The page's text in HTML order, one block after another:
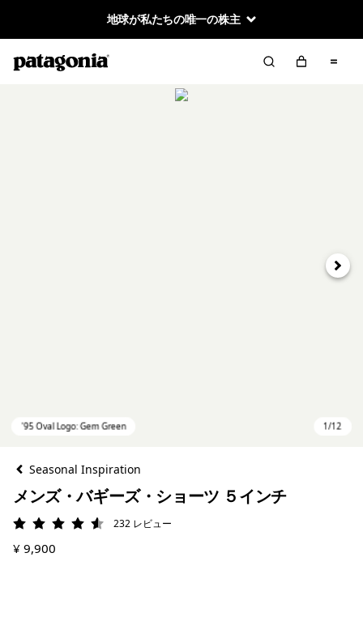
地球が私たちの唯一の株主
次へ
Seasonal Inspiration
メンズ・バギーズ・ショーツ ５インチ
評価: 4.5 / 5232 レビュー
¥ 9,900